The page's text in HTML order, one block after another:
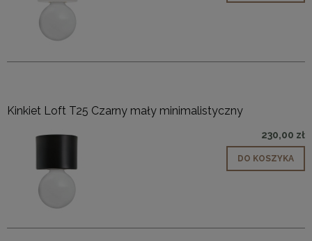
Kinkiet Loft T25 Czarny mały minimalistyczny
230,00 zł
DO KOSZYKA